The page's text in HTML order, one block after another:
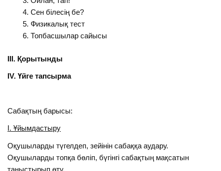
Сен білесің бе?
Физикалық тест
Топбасшылар сайысы
ІІІ. Қорытынды
ІV. Үйге тапсырма
Сабақтың барысы:
І. Ұйымдастыру
Оқушыларды түгелдеп, зейінін сабаққа аудару.
Оқушыларды топқа бөліп, бүгінгі сабақтың мақсатын
таныстырып өту.